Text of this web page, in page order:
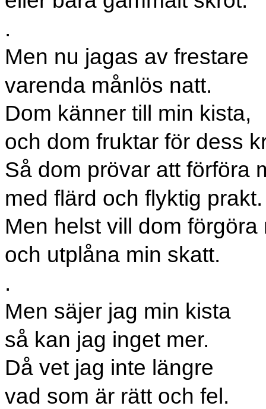
.
Men nu jagas av frestare
varenda månlös natt.
Dom känner till min kista,
och dom fruktar för dess
Så dom prövar att förföra
med flärd och flyktig prakt.
Men helst vill dom förgöra
och utplåna min skatt.
.
Men säjer jag min kista
så kan jag inget mer.
Då vet jag inte längre
vad som är rätt och fel.